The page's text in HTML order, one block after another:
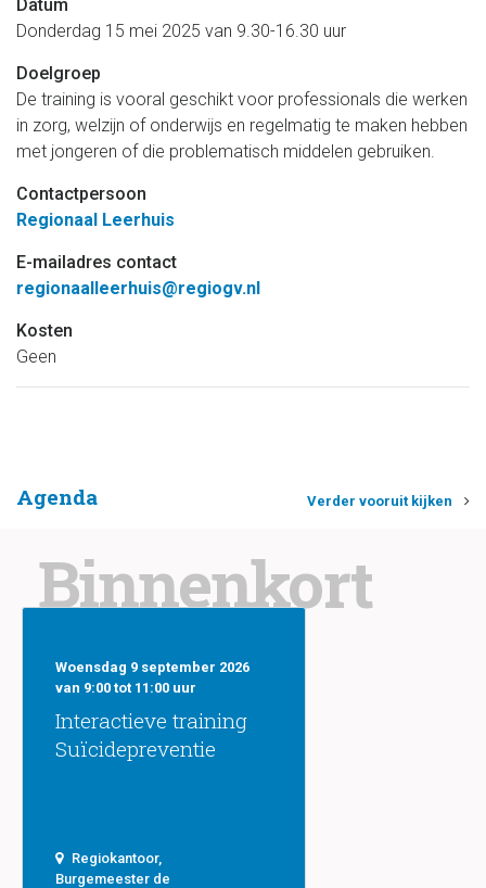
Datum
Donderdag 15 mei 2025 van 9.30-16.30 uur
Doelgroep
De training is vooral geschikt voor professionals die werken
in zorg, welzijn of onderwijs en regelmatig te maken hebben
met jongeren of die problematisch middelen gebruiken.
Contactpersoon
Regionaal Leerhuis
E-mailadres contact
regionaalleerhuis@regiogv.nl
Kosten
Geen
Agenda Verder vooruit kijken
Binnenkort
Interactieve training
Suïcidepreventie
Woensdag 9 september 2026
van 9:00 tot 11:00 uur
Regiokantoor,
Burgemeester de